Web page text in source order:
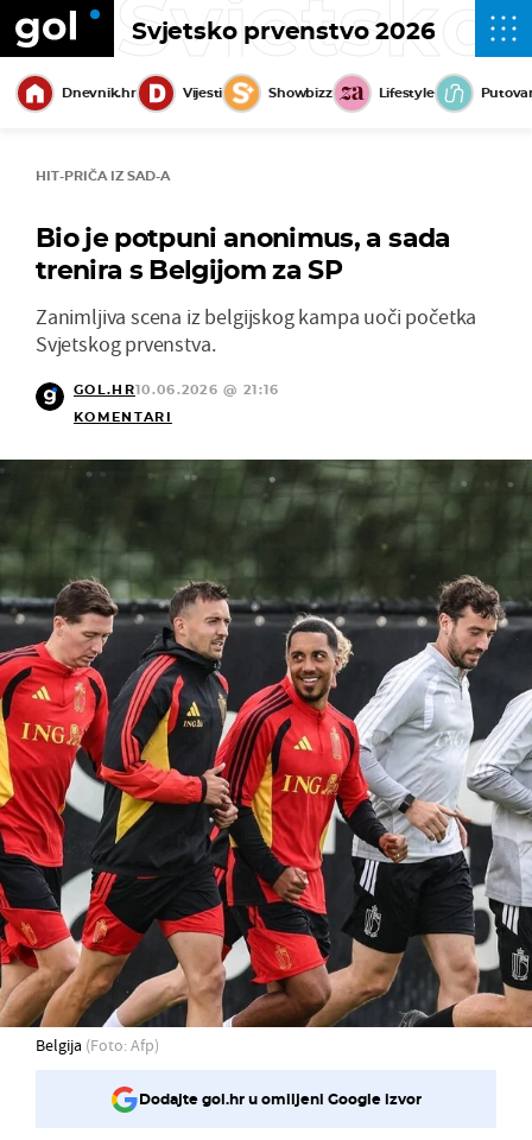
Svjetsko prvenstvo 2026
Dnevnik.hr Vijesti Showbizz Lifestyle
HIT-PRIČA IZ SAD-A
Bio je potpuni anonimus, a sada
trenira s Belgijom za SP
Zanimljiva scena iz belgijskog kampa uoči početka
Svjetskog prvenstva.
GOL.HR10.06.2026 @ 21:16
KOMENTARI
Belgija (Foto: Afp)
Dodajte gol.hr u omiljeni Google izvor